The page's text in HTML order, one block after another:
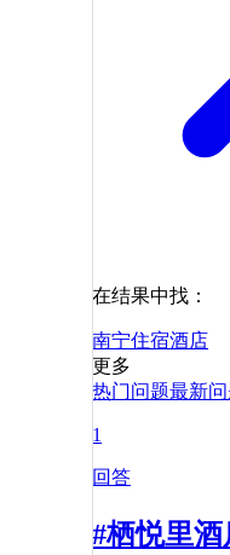
在结果中找：
南宁住宿酒店
更多
热门问题最新
1
回答
#栖悦里